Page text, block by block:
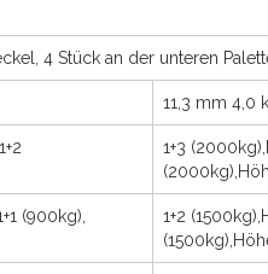
4 Stück an der unteren
11,3 mm 4,0
1+3
(900kg),
1+2